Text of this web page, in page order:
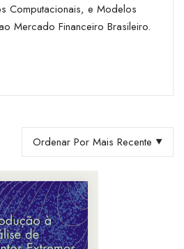
Computacionais, e Modelos
Mercado Financeiro Brasileiro.
Ordenar Por Mais Recente